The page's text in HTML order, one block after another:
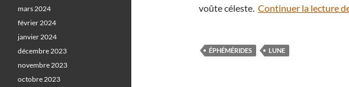
voûte céleste. Continuer la lecture
ÉPHÉMÉRIDES LUNE
mars 2024
février 2024
janvier 2024
décembre 2023
novembre 2023
octobre 2023